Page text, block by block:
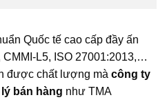
Quốc tế cao cấp đầy ấn
L5, ISO 27001:2013,…
được chất lượng mà công ty
bán hàng như TMA